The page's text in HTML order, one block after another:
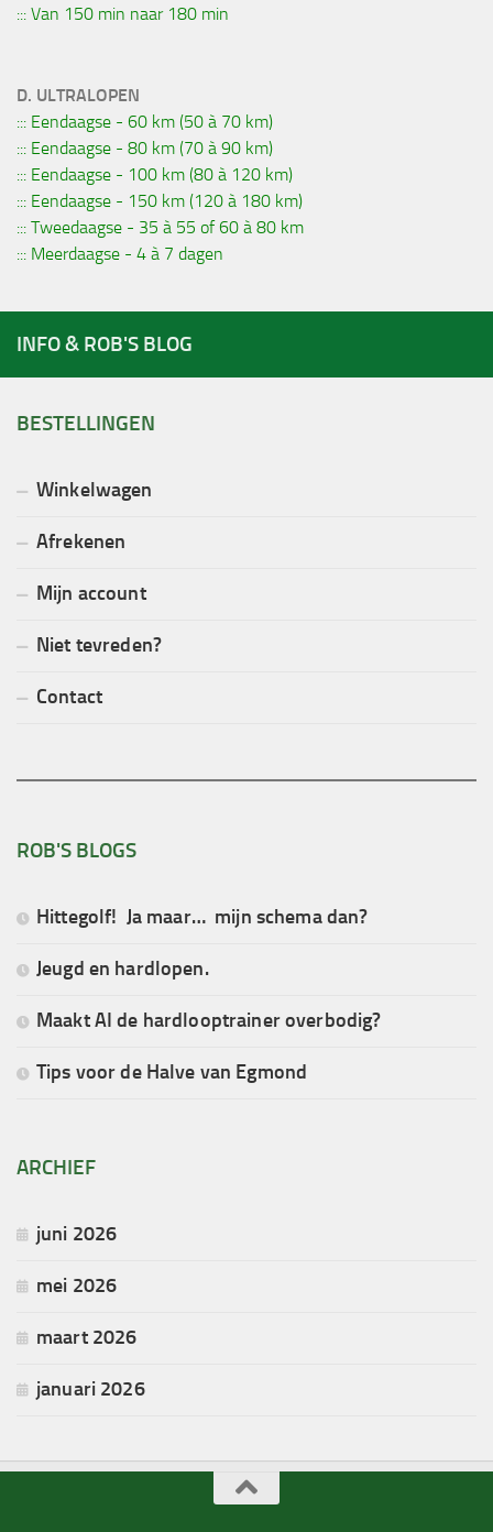
::: Van 150 min naar 180 min
D. ULTRALOPEN
::: Eendaagse - 60 km (50 à 70 km)
::: Eendaagse - 80 km (70 à 90 km)
::: Eendaagse - 100 km (80 à 120 km)
::: Eendaagse - 150 km (120 à 180 km)
::: Tweedaagse - 35 à 55 of 60 à 80 km
::: Meerdaagse - 4 à 7 dagen
INFO & ROB'S BLOG
BESTELLINGEN
Winkelwagen
Afrekenen
Mijn account
Niet tevreden?
Contact
ROB'S BLOGS
Hittegolf! Ja maar… mijn schema dan?
Jeugd en hardlopen.
Maakt AI de hardlooptrainer overbodig?
Tips voor de Halve van Egmond
ARCHIEF
juni 2026
mei 2026
maart 2026
januari 2026